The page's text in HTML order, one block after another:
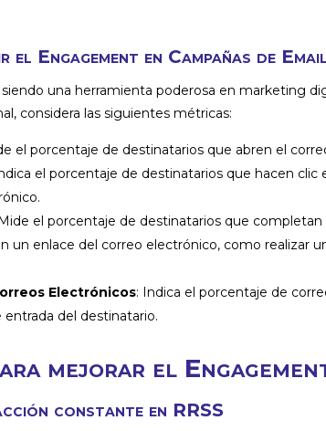
el Engagement en Campañas de
una herramienta poderosa en marketing
considera las siguientes métricas:
el porcentaje de destinatarios que abren el
el porcentaje de destinatarios que hacen clic
el porcentaje de destinatarios que completan
un enlace del correo electrónico, como realizar
Electrónicos: Indica el porcentaje de
entrada del destinatario.
mejorar el
constante en RRSS